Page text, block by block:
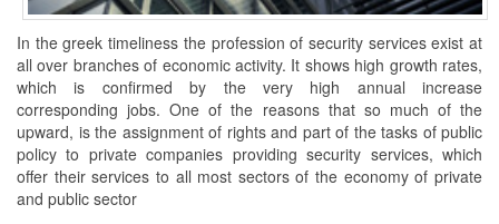
In the greek timeliness the profession of security services exist at
all over branches of economic activity. It shows high growth rates,
which is confirmed by the very high annual increase
corresponding jobs. One of the reasons that so much of the
upward, is the assignment of rights and part of the tasks of public
policy to private companies providing security services, which
offer their services to all most sectors of the economy of private
and public sector